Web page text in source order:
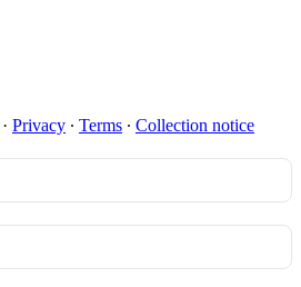
Privacy ∙ Terms ∙ Collection notice